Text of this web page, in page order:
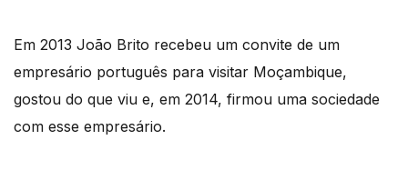
Em 2013 João Brito recebeu um convite de um
empresário português para visitar Moçambique,
gostou do que viu e, em 2014, firmou uma sociedade
com esse empresário.